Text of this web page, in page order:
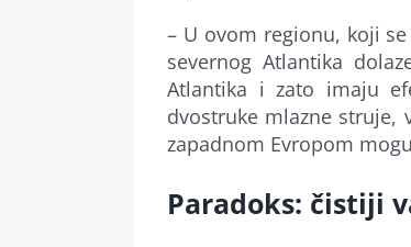
– U ovom regionu, koji
severnog Atlantika
Atlantika i zato imaju
dvostruke mlazne struje,
zapadnom Evropom
Paradoks: čistiji